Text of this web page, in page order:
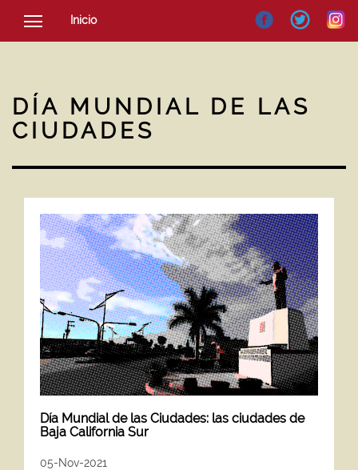
Inicio
SOCIEDAD
NOTICIAS
DÍA MUNDIAL DE LAS
CIUDADES
Día Mundial de las Ciudades: las ciudades de
Baja California Sur
05-Nov-2021